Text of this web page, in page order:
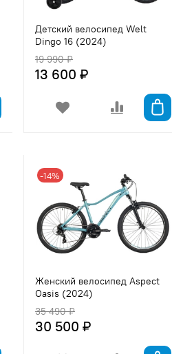
Детский велосипед Welt
Dingo 16 (2024)
19 990 ₽
13 600 ₽
-14%
Женский велосипед Aspect
Oasis (2024)
35 490 ₽
30 500 ₽